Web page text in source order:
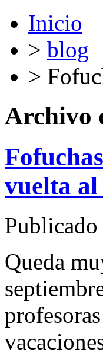
Inicio
> blog
>
Archivo
vuelta al
Queda